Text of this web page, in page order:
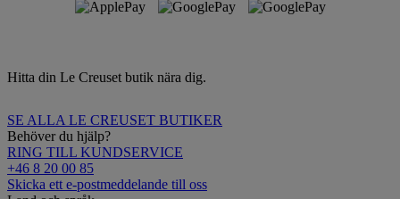
Hitta din Le Creuset butik nära dig.
SE ALLA LE CREUSET BUTIKER
Behöver du hjälp?
RING TILL KUNDSERVICE
+46 8 20 00 85
Skicka ett e-postmeddelande till oss